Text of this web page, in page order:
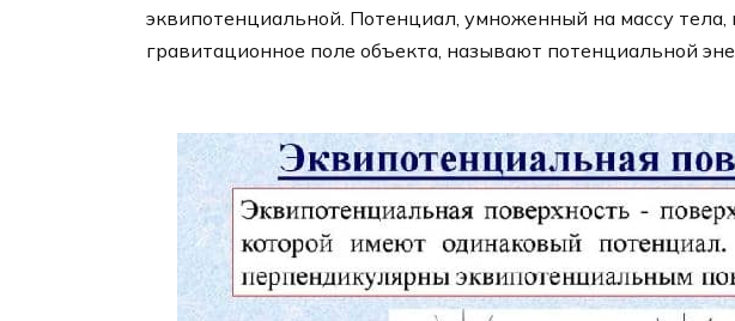
эквипотенциальной. Потенциал, умноженный на массу
гравитационное поле объекта, называют потенциальной